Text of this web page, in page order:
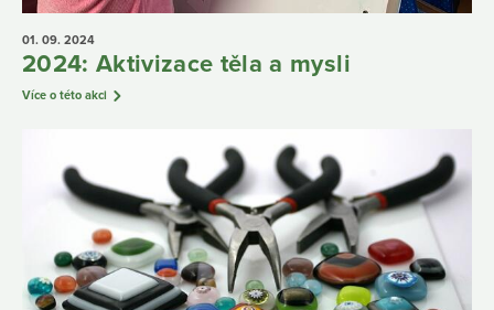
01. 09. 2024
2024: Aktivizace těla a mysli
Více o této akci